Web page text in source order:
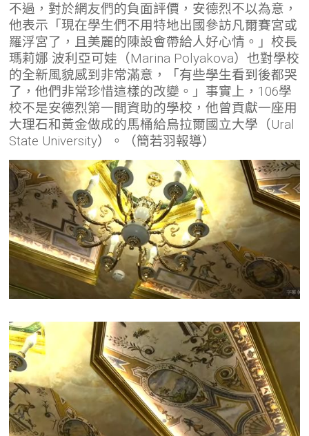
不過，對於網友們的負面評價，安德烈不以為意，
他表示「現在學生們不用特地出國參訪凡爾賽宮或
羅浮宮了，且美麗的陳設會帶給人好心情。」校長
瑪莉娜·波利亞可娃（Marina Polyakova）也對學校
的全新風貌感到非常滿意，「有些學生看到後都哭
了，他們非常珍惜這樣的改變。」事實上，106學
校不是安德烈第一間資助的學校，他曾貢獻一座用
大理石和黃金做成的馬桶給烏拉爾國立大學（Ural
State University）。（簡若羽報導）